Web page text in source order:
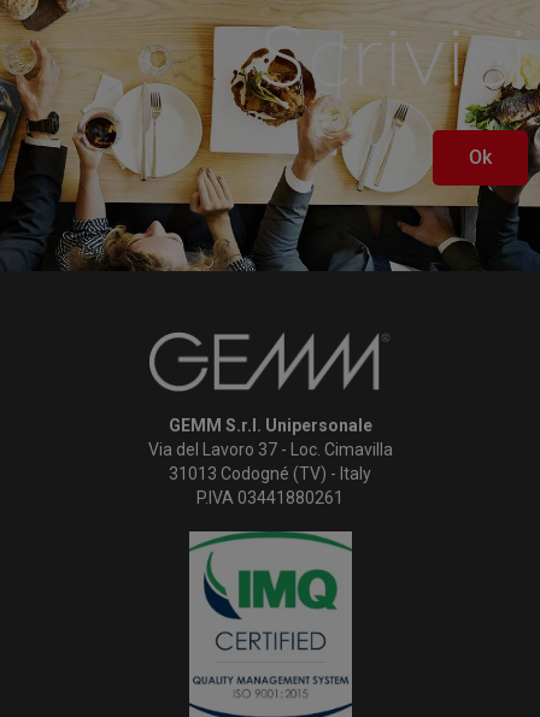
Scrivici
Ok
GEMM S.r.l. Unipersonale
Via del Lavoro 37 - Loc. Cimavilla
31013 Codogné (TV) - Italy
P.IVA 03441880261